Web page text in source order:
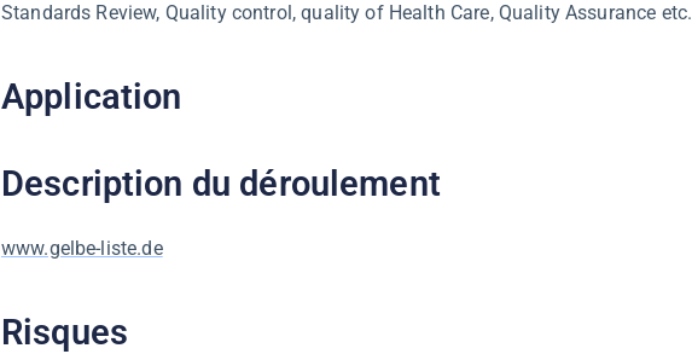
Standards Review, Quality control, quality of Health Care, Quality Assurance etc.
Application
Description du déroulement
www.gelbe-liste.de
Risques